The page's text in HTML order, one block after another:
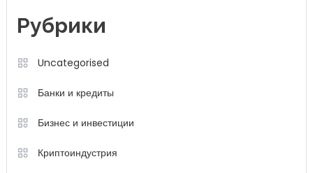
Рубрики
Uncategorised
Банки и кредиты
Бизнес и инвестиции
Криптоиндустрия